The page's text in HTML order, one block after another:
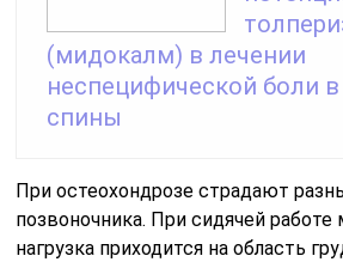
(мидокалм) в лечении
неспецифической боли
спины
При остеохондрозе страдают
позвоночника. При сидячей работе
нагрузка приходится на область